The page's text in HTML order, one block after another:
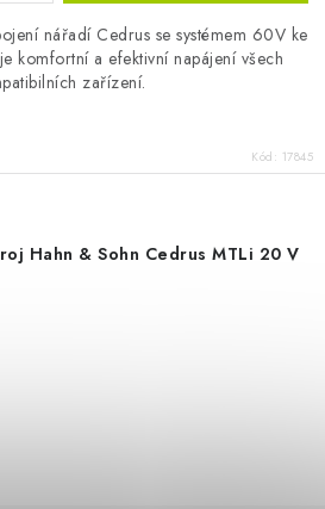
nářadí Cedrus se systémem 60V ke
komfortní a efektivní napájení všech
zařízení.
Kód: 17845
Hahn & Sohn Cedrus MTLi 20 V